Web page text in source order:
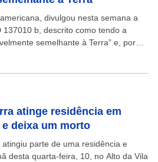
divulgou nesta semana a
b, descrito como tendo a
semelhante à Terra” e, por
atinge residência em
deixa um morto
parte de uma residência e
desta quarta-feira, 10, no Alto da Vila